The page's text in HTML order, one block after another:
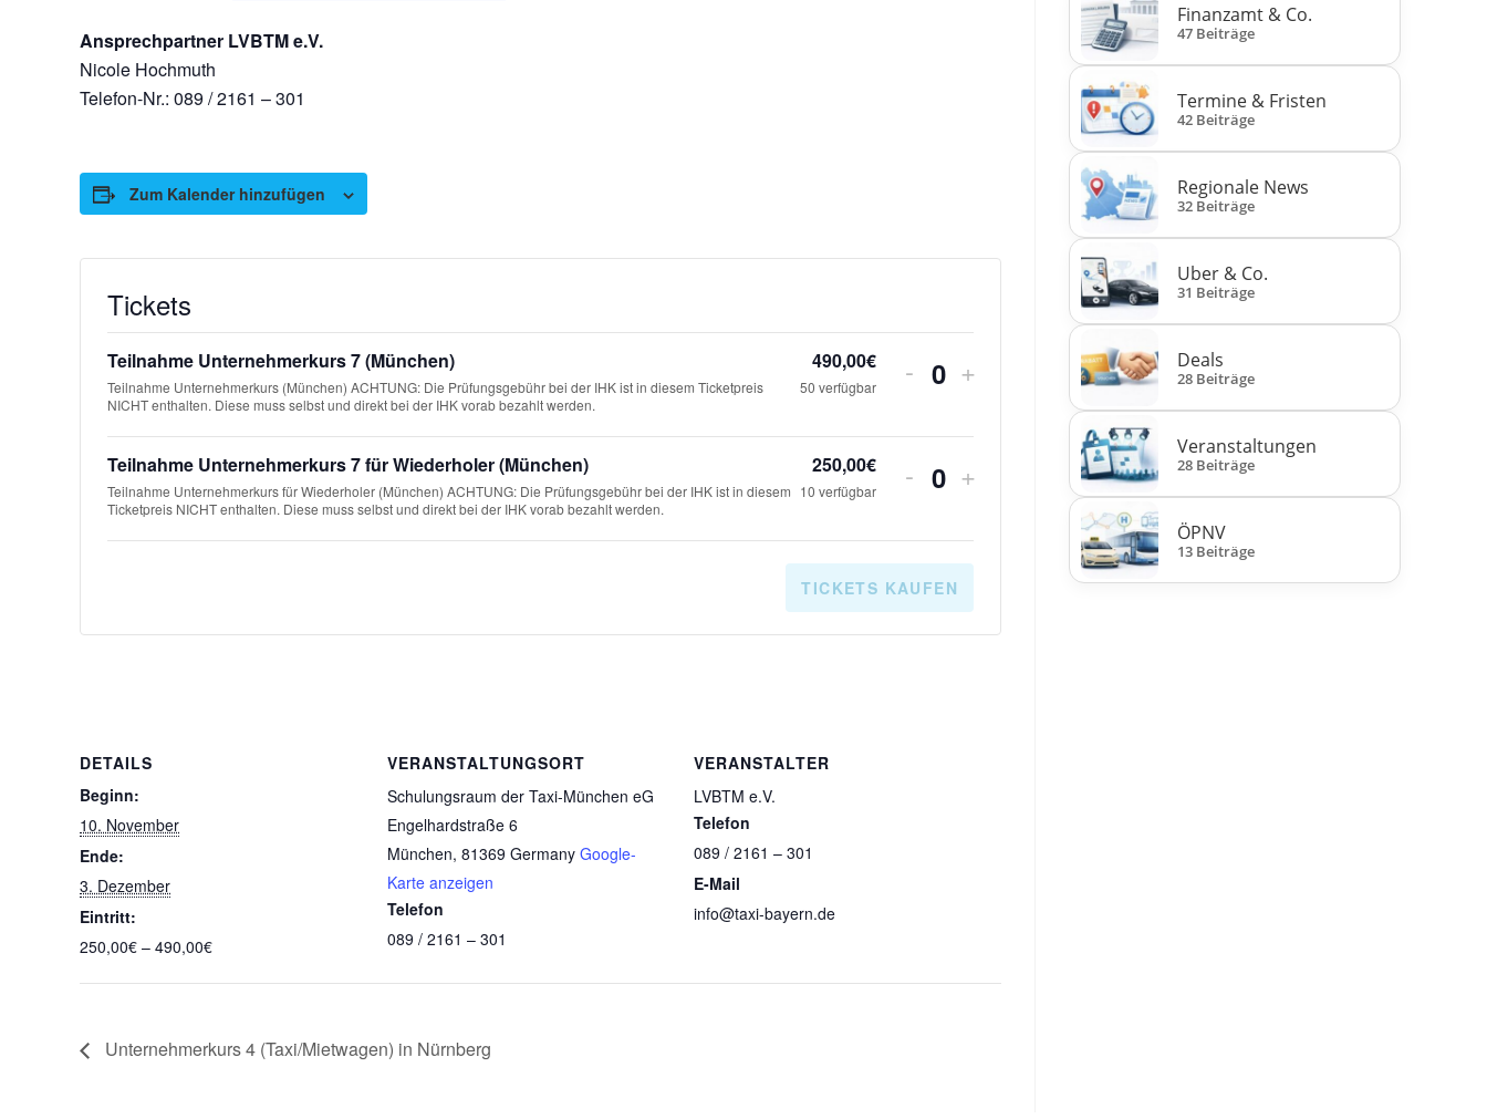
Ansprechpartner LVBTM e.V.
Nicole Hochmuth
Telefon-Nr.: 089 / 2161 – 301
Zum Kalender hinzufügen
DETAILS
Beginn:
10. November
Ende:
3. Dezember
Eintritt:
250,00€ – 490,00€
VERANSTALTUNGSORT
Schulungsraum der Taxi-München eG
Engelhardstraße 6
München, 81369 Germany Google-
Karte anzeigen
Telefon
089 / 2161 – 301
VERANSTALTER
LVBTM e.V.
Telefon
089 / 2161 – 301
E-Mail
info@taxi-bayern.de
Tickets
Teilnahme Unternehmerkurs 7 (München)
Teilnahme Unternehmerkurs (München) ACHTUNG: Die Prüfungsgebühr bei der IHK ist in diesem Ticketpreis
NICHT enthalten. Diese muss selbst und direkt bei der IHK vorab bezahlt werden.
490,00€
50 verfügbar
Verringern
Unternehmerkurs
-
A
n
z
h
l
die
Unternehmerkurs
+
Teilnahme Unternehmerkurs 7 für Wiederholer (München)
Teilnahme Unternehmerkurs für Wiederholer (München) ACHTUNG: Die Prüfungsgebühr bei der IHK ist in diesem
Ticketpreis NICHT enthalten. Diese muss selbst und direkt bei der IHK vorab bezahlt werden.
250,00€
10 verfügbar
Verringern
7
Wiederholer
-
A
n
z
a
h
die
Unternehmerkurs
Wiederholer
+
TICKETS KAUFEN
Unternehmerkurs 4 (Taxi/Mietwagen) in Nürnberg
Finanzamt & Co.
47 Beiträge
Termine & Fristen
42 Beiträge
Regionale News
32 Beiträge
Uber & Co.
31 Beiträge
Deals
28 Beiträge
Veranstaltungen
28 Beiträge
ÖPNV
13 Beiträge